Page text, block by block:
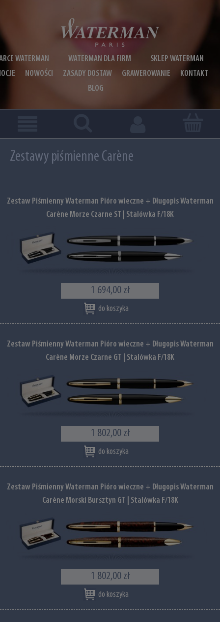
WATERMAN WATERMAN DLA FIRM
SKLEP WATERMAN
NOWOŚCI ZASADY DOSTAW GRAWEROWANIE
KONTAKT
BLOG
Zestawy piśmienne Carène
Zestaw Piśmienny Waterman Pióro wieczne + Długopis Waterman
Carène Morze Czarne ST | Stalówka F/18K
1 694,00 zł
do koszyka
Zestaw Piśmienny Waterman Pióro wieczne + Długopis Waterman
Carène Morze Czarne GT | Stalówka F/18K
1 802,00 zł
do koszyka
Zestaw Piśmienny Waterman Pióro wieczne + Długopis Waterman
Carène Morski Bursztyn GT | Stalówka F/18K
1 802,00 zł
do koszyka